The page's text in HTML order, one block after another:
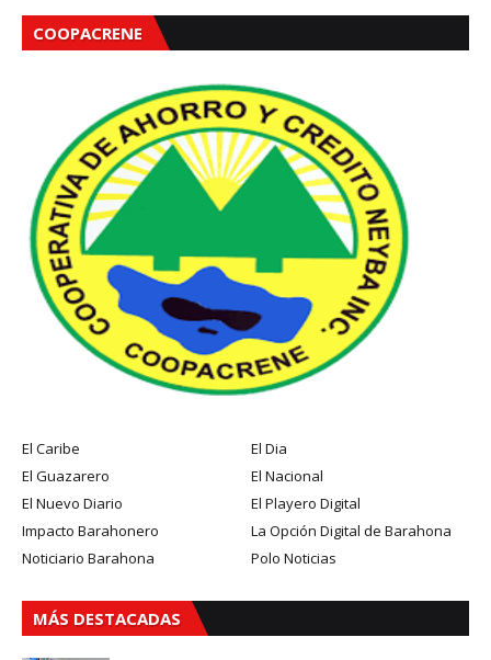
COOPACRENE
El Caribe
El Dia
El Guazarero
El Nacional
El Nuevo Diario
El Playero Digital
Impacto Barahonero
La Opción Digital de Barahona
Noticiario Barahona
Polo Noticias
MÁS DESTACADAS